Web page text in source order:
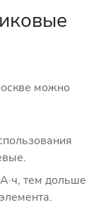
можно
тем дольше